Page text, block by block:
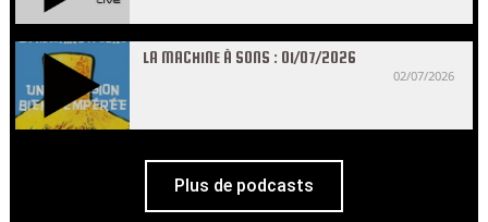
LA MACHINE À SONS : 01/07/2026
02/07/2026
Plus de podcasts